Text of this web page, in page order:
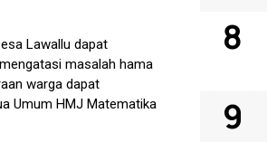
Lawallu dapat
masalah hama
warga dapat
Umum HMJ Matematika